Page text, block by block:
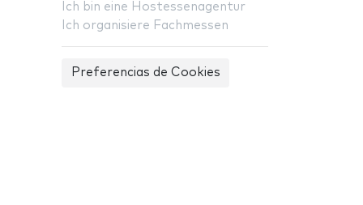
Ich bin eine Hostessenagentur
Ich organisiere Fachmessen
Preferencias de Cookies